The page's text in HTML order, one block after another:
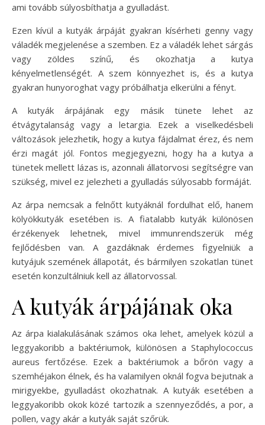
ami tovább súlyosbíthatja a gyulladást.
Ezen kívül a kutyák árpáját gyakran kísérheti genny vagy
váladék megjelenése a szemben. Ez a váladék lehet sárgás
vagy zöldes színű, és okozhatja a kutya
kényelmetlenségét. A szem könnyezhet is, és a kutya
gyakran hunyoroghat vagy próbálhatja elkerülni a fényt.
A kutyák árpájának egy másik tünete lehet az
étvágytalanság vagy a letargia. Ezek a viselkedésbeli
változások jelezhetik, hogy a kutya fájdalmat érez, és nem
érzi magát jól. Fontos megjegyezni, hogy ha a kutya a
tünetek mellett lázas is, azonnali állatorvosi segítségre van
szükség, mivel ez jelezheti a gyulladás súlyosabb formáját.
Az árpa nemcsak a felnőtt kutyáknál fordulhat elő, hanem
kölyökkutyák esetében is. A fiatalabb kutyák különösen
érzékenyek lehetnek, mivel immunrendszerük még
fejlődésben van. A gazdáknak érdemes figyelniük a
kutyájuk szemének állapotát, és bármilyen szokatlan tünet
esetén konzultálniuk kell az állatorvossal.
A kutyák árpájának oka
Az árpa kialakulásának számos oka lehet, amelyek közül a
leggyakoribb a baktériumok, különösen a Staphylococcus
aureus fertőzése. Ezek a baktériumok a bőrön vagy a
szemhéjakon élnek, és ha valamilyen oknál fogva bejutnak a
mirigyekbe, gyulladást okozhatnak. A kutyák esetében a
leggyakoribb okok közé tartozik a szennyeződés, a por, a
pollen, vagy akár a kutyák saját szőrük.